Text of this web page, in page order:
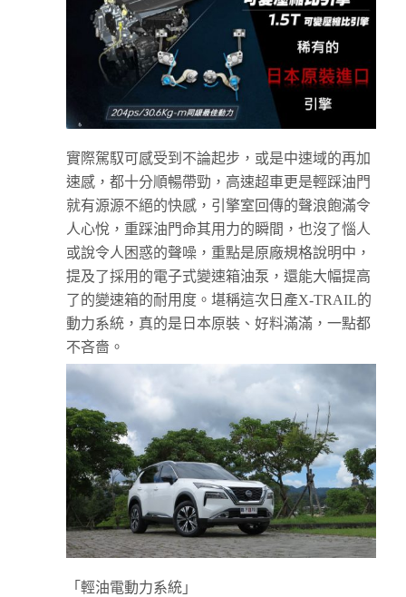
實際駕馭可感受到不論起步，或是中速域的再加
速感，都十分順暢帶勁，高速超車更是輕踩油門
就有源源不絕的快感，引擎室回傳的聲浪飽滿令
人心悅，重踩油門命其用力的瞬間，也沒了惱人
或說令人困惑的聲噪，重點是原廠規格說明中，
提及了採用的電子式變速箱油泵，還能大幅提高
了的變速箱的耐用度。堪稱這次日產X-TRAIL的
動力系統，真的是日本原裝、好料滿滿，一點都
不吝嗇。
「輕油電動力系統」